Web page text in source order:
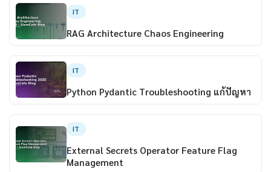
IT
RAG Architecture Chaos Engineering
IT
Python Pydantic Troubleshooting แก้ปัญหา
IT
External Secrets Operator Feature Flag
Management